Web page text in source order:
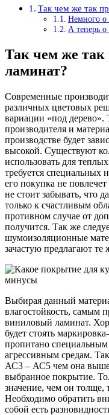
Так чем же так
Немного о
А теперь
Так чем же так
ламинат?
Современные
различных цветовых
вариации «под дерево».
производителя и
производстве будет
высокой. Существуют
использовать для
требуется специальных
его покупка не
не стоит забывать, что
только к счастливым
противном случае от
получится. Так же
шумоизоляционные
зачастую предлагают
Выбирая данный
влагостойкость, самым
виниловый ламинат.
будет стоять
пропитано
агрессивным средам.
АС3 – АС5 чем она выше
выбранное покрытие.
значение, чем он толще,
Необходимо обратить
собой есть